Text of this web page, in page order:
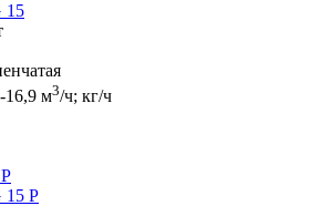
15
16,9 м3/ч; кг/ч
15 P